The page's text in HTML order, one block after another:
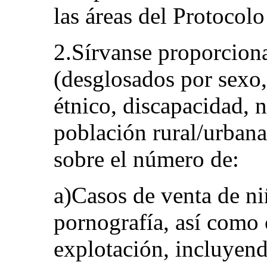
las áreas del
2.Sírvanse
(desglosados por
étnico, discapacidad,
población rural/
sobre el número de:
a)Casos de venta de
pornografía, así
explotación,